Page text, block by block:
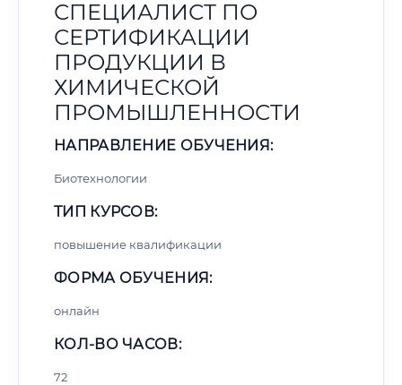
СПЕЦИАЛИСТ ПО
СЕРТИФИКАЦИИ
ПРОДУКЦИИ В
ХИМИЧЕСКОЙ
ПРОМЫШЛЕННОСТИ
НАПРАВЛЕНИЕ ОБУЧЕНИЯ:
Биотехнологии
ТИП КУРСОВ:
повышение квалификации
ФОРМА ОБУЧЕНИЯ:
онлайн
КОЛ-ВО ЧАСОВ:
72